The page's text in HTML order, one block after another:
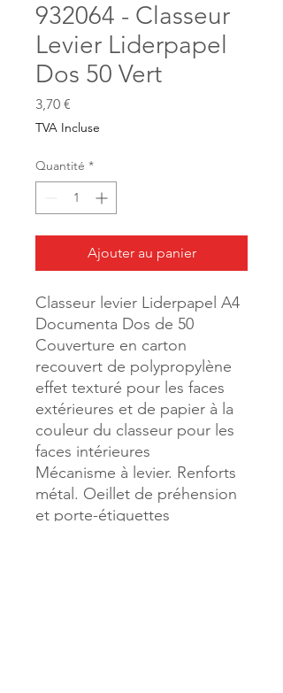
932064 - Classeur
Levier Liderpapel
Dos 50 Vert
3,70 €
TVA Incluse
Quantité *
Ajouter au panier
Classeur levier Liderpapel A4
Documenta Dos de 50
Couverture en carton
recouvert de polypropylène
effet texturé pour les faces
extérieures et de papier à la
couleur du classeur pour les
faces intérieures
Mécanisme à levier. Renforts
métal. Oeillet de préhension
et porte-étiquettes